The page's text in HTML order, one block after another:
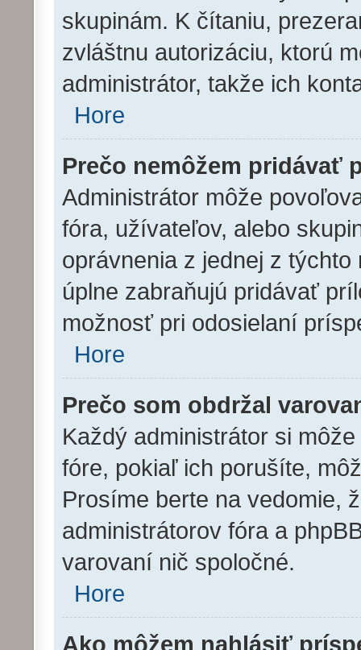
skupinám. K čítaniu,
zvláštnu autorizáciu, ktorú
administrátor, takže ich
Hore
Prečo nemôžem pridávať
Administrátor môže
fóra, užívateľov, alebo
oprávnenia z jednej z
úplne zabraňujú pridávať
možnosť pri odosielaní
Hore
Prečo som obdržal
Každý administrátor si
fóre, pokiaľ ich porušíte,
Prosíme berte na vedomie,
administrátorov fóra a
varovaní nič spoločné.
Hore
Ako môžem nahlásiť